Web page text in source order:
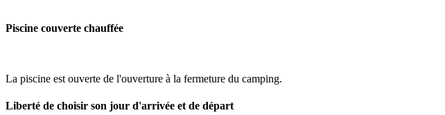
Piscine couverte chauffée
La piscine est ouverte de l'ouverture à la fermeture du camping.
Liberté de choisir son jour d'arrivée et de départ